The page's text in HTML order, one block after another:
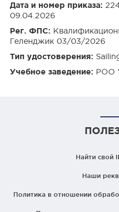
Дата и номер приказа:
09.04.2026
Рег. ФПС:
Геленджик 03/03/2026
Тип удостоверения:
Учебное заведение: РОО
Найти свой
Наши
Политика в отношении